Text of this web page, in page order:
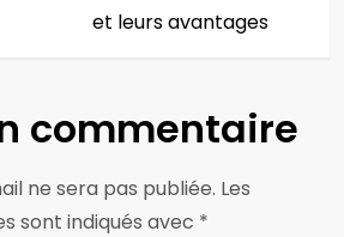
et leurs avantages
commentaire
ne sera pas publiée. Les
sont indiqués avec *